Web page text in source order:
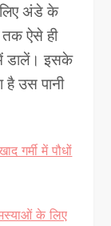
अंडे के
ऐसे ही
डालें। इसके
है उस पानी
गर्मी में पौधों
के लिए